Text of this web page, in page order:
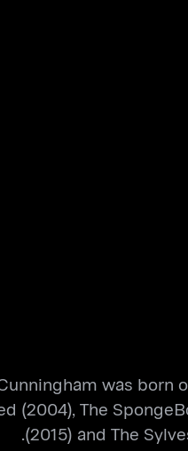
was born
(2004), The
(2015) and The